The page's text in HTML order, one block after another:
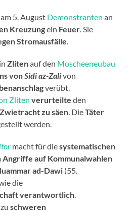
am 5. August Demonstranten an
Kreuzungein Feuer . Sie
Stromausfälle
Zlitenauf den Moscheeneubau
vonSidi az-Zalivon
verübt.
Zliten verurteilte den
zu säen . DieTäter
werden.
macht für diesystematischen
auf Kommunalwahlen
ad-Dawi (55.
die
verantwortlich
zuschweren